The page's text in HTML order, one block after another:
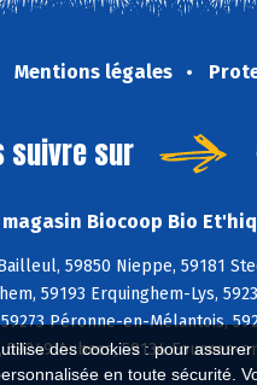
des cookies : pour
en toute sécurité.
Mentions légales
suivre sur
Biocoop Bio
59850 Nieppe, 59181
59193 Erquinghem-Lys,
Péronne-en-Mélantois,
59249 Aubers, 59134 Fournes-